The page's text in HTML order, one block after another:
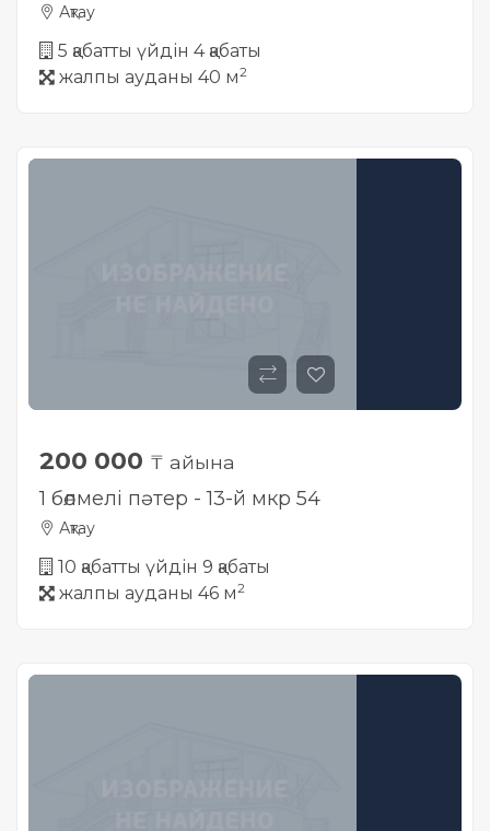
Ақтау
5 қабатты үйдін 4 қабаты
жалпы ауданы 40 м2
200 000 ₸ айына
1 бөлмелі пәтер - 13-й мкр 54
Ақтау
10 қабатты үйдін 9 қабаты
жалпы ауданы 46 м2